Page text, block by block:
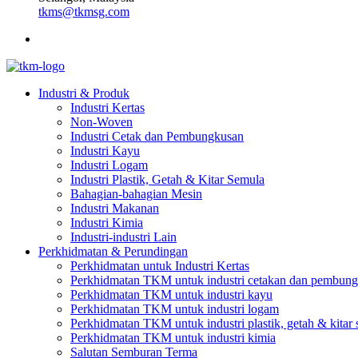
tkms@tkmsg.com
Industri & Produk
Industri Kertas
Non-Woven
Industri Cetak dan Pembungkusan
Industri Kayu
Industri Logam
Industri Plastik, Getah & Kitar Semula
Bahagian-bahagian Mesin
Industri Makanan
Industri Kimia
Industri-industri Lain
Perkhidmatan & Perundingan
Perkhidmatan untuk Industri Kertas
Perkhidmatan TKM untuk industri cetakan dan
Perkhidmatan TKM untuk industri kayu
Perkhidmatan TKM untuk industri logam
Perkhidmatan TKM untuk industri plastik, getah & kitar
Perkhidmatan TKM untuk industri kimia
Salutan Semburan Terma